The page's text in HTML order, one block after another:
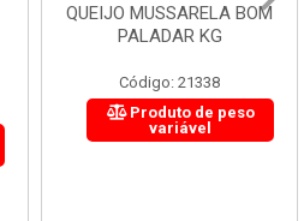
QUEIJO MUSSARELA BOM
PALADAR KG
Código: 21338
Produto de peso
variável